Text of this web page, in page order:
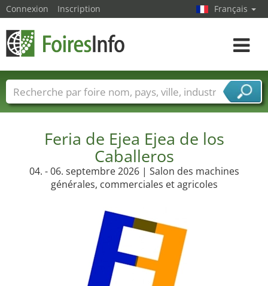
Feria de Ejea Ejea de los
Caballeros
04. - 06. septembre 2026 | Salon des machines
générales, commerciales et agricoles
Connexion Inscription Français
Toggle
Foire noms Pays Villes
Secteurs de foire